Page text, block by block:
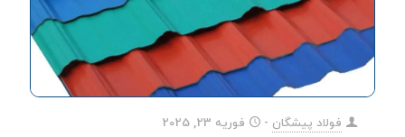
فولاد پیشگان -
فوریه 23, 2025